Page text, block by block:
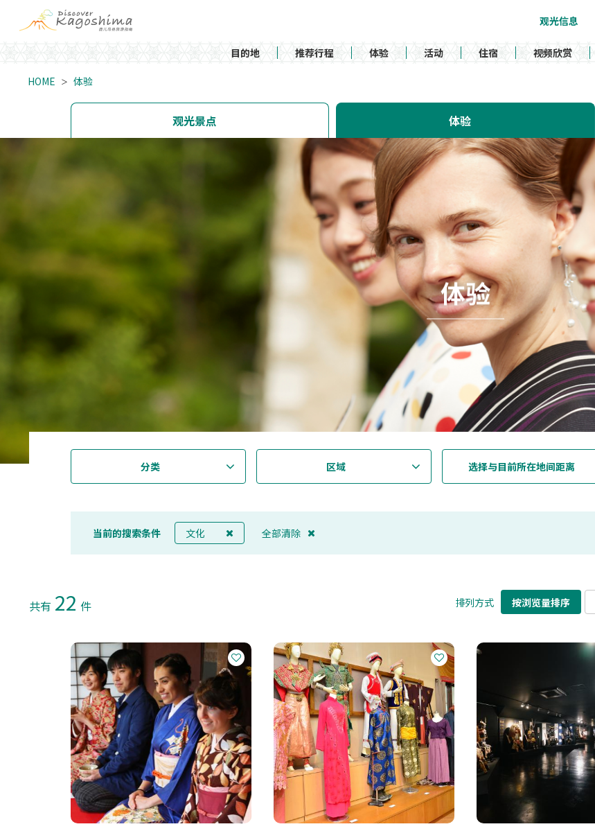
观光信息
目的地 推荐行程 体验 活动 住宿 视频欣赏
HOME 体验
观光景点 体验
体验
分类 区域 选择与目前所在地间距离
当前的搜索条件 文化 全部清除
共有 22 件 排列方式 按浏览量排序